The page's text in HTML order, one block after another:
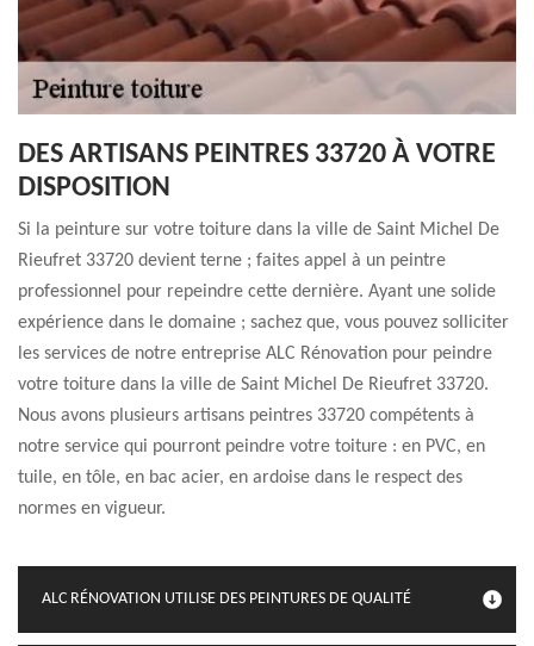
DES ARTISANS PEINTRES 33720 À VOTRE
DISPOSITION
Si la peinture sur votre toiture dans la ville de Saint Michel De
Rieufret 33720 devient terne ; faites appel à un peintre
professionnel pour repeindre cette dernière. Ayant une solide
expérience dans le domaine ; sachez que, vous pouvez solliciter
les services de notre entreprise ALC Rénovation pour peindre
votre toiture dans la ville de Saint Michel De Rieufret 33720.
Nous avons plusieurs artisans peintres 33720 compétents à
notre service qui pourront peindre votre toiture : en PVC, en
tuile, en tôle, en bac acier, en ardoise dans le respect des
normes en vigueur.
ALC RÉNOVATION UTILISE DES PEINTURES DE QUALITÉ